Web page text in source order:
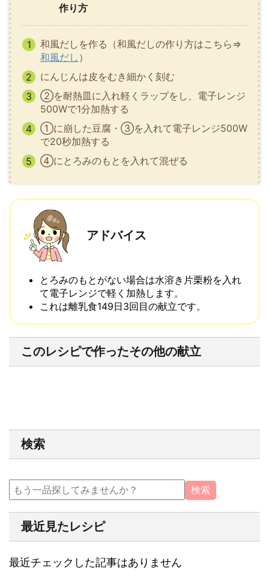
作り方
和風だしを作る（和風だしの作り方はこちら⇒
和風だし ）
にんじんは皮をむき細かく刻む
②を耐熱皿に入れ軽くラップをし、電子レンジ
500Wで1分加熱する
①に崩した豆腐・③を入れて電子レンジ500W
で20秒加熱する
④にとろみのもとを入れて混ぜる
アドバイス
とろみのもとがない場合は水溶き片栗粉を入れ
て電子レンジで軽く加熱します。
これは離乳食149日3回目の献立です。
このレシピで作ったその他の献立
検索
最近見たレシピ
最近チェックした記事はありません